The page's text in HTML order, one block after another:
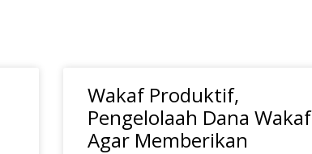
Wakaf Produktif,
Pengelolaah Dana Wakaf
Agar Memberikan